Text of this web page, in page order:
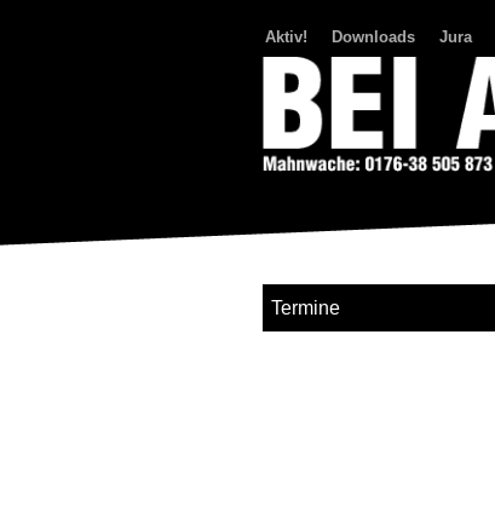
Aktiv! Downloads Jura
Termine